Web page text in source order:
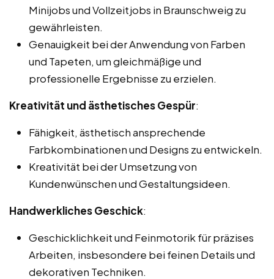
Minijobs und Vollzeitjobs in Braunschweig zu
gewährleisten.
Genauigkeit bei der Anwendung von Farben
und Tapeten, um gleichmäßige und
professionelle Ergebnisse zu erzielen.
Kreativität und ästhetisches Gespür:
Fähigkeit, ästhetisch ansprechende
Farbkombinationen und Designs zu entwickeln.
Kreativität bei der Umsetzung von
Kundenwünschen und Gestaltungsideen.
Handwerkliches Geschick:
Geschicklichkeit und Feinmotorik für präzises
Arbeiten, insbesondere bei feinen Details und
dekorativen Techniken.